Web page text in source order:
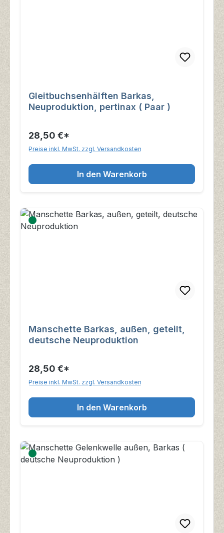
Gleitbuchsenhälften Barkas,
Neuproduktion, pertinax ( Paar )
28,50 €*
Preise inkl. MwSt. zzgl. Versandkosten
In den Warenkorb
Manschette Barkas, außen, geteilt,
deutsche Neuproduktion
28,50 €*
Preise inkl. MwSt. zzgl. Versandkosten
In den Warenkorb